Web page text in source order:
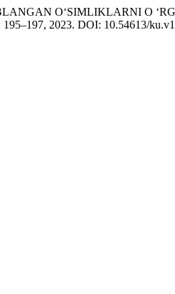
O‘SIMLIKLARNI O
195–197, 2023. DOI: 10.54613/